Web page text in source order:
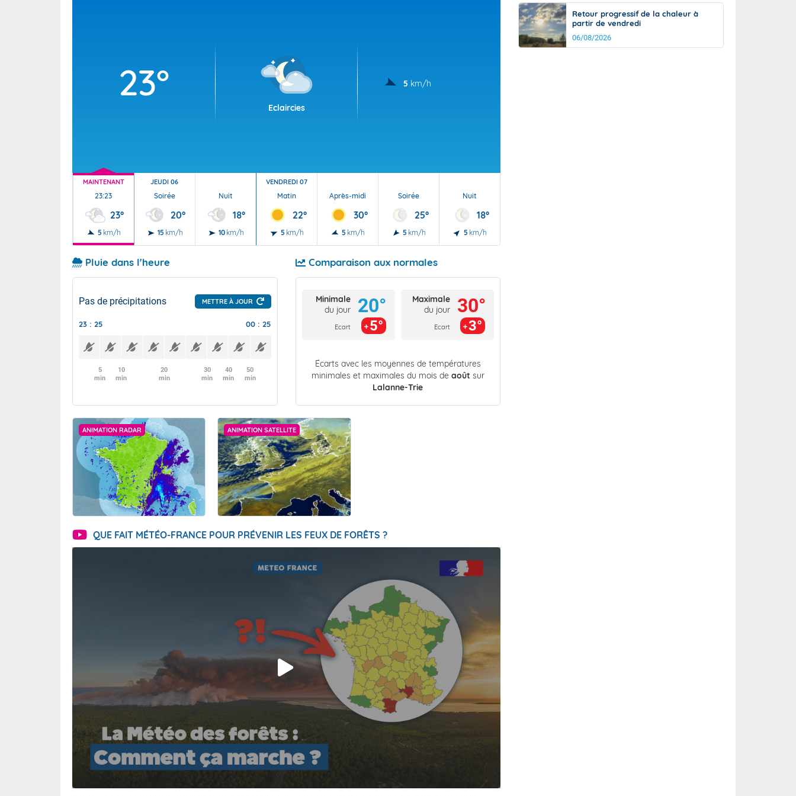
23°
Eclaircies
5 km/h
MAINTENANT
23:23
23°
5 km/h
JEUDI 06
Soirée
20°
15 km/h
Nuit
18°
10 km/h
VENDREDI 07
Matin
22°
5 km/h
Après-midi
30°
5 km/h
Soirée
25°
5 km/h
Nuit
18°
5 km/h
Pluie dans l'heure
Pas de précipitations METTRE À JOUR
23 : 25 00 : 25
5
min
10
min
20
min
30
min
40
min
50
min
Comparaison aux normales
Minimale
du jour
Ecart
20°
5°
Maximale
du jour
Ecart
30°
3°
Écarts avec les moyennes de températures
minimales et maximales du mois de août sur
Lalanne-Trie
ANIMATION RADAR ANIMATION SATELLITE
QUE FAIT MÉTÉO-FRANCE POUR PRÉVENIR LES FEUX DE FORÊTS ?
Retour progressif de la chaleur à
partir de vendredi
06/08/2026